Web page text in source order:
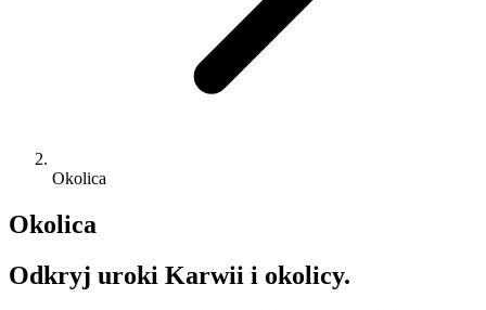
Okolica
Okolica
Odkryj uroki Karwii i okolicy.